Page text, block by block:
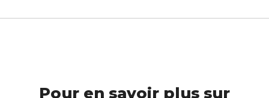
Pour en savoir plus sur